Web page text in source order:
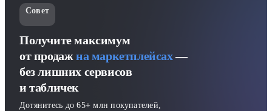
Совет
Получите максимум
от продажна маркетплейсах—
без лишних сервисов
и табличек
Дотянитесь до 65+ млн покупателей,